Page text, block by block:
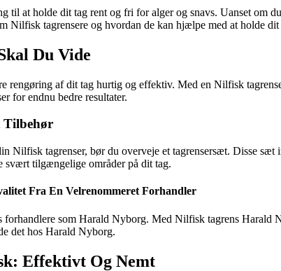
til at holde dit tag rent og fri for alger og snavs. Uanset om
Nilfisk tagrensere og hvordan de kan hjælpe med at holde
Du Vide
rengøring af dit tag hurtig og effektiv. Med en Nilfisk
for endnu bedre resultater.
Tilbehør
Nilfisk tagrenser, bør du overveje et tagrensersæt. Disse
svært tilgængelige områder på dit tag.
Fra En Velrenommeret Forhandler
forhandlere som Harald Nyborg. Med Nilfisk tagrens
det hos Harald Nyborg.
Effektivt Og Nemt